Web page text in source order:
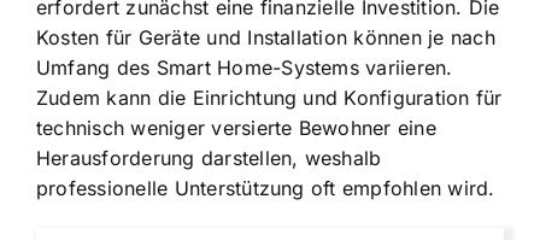
erfordert zunächst eine finanzielle Investition. Die
Kosten für Geräte und Installation können je nach
Umfang des Smart Home-Systems variieren.
Zudem kann die Einrichtung und Konfiguration für
technisch weniger versierte Bewohner eine
Herausforderung darstellen, weshalb
professionelle Unterstützung oft empfohlen wird.